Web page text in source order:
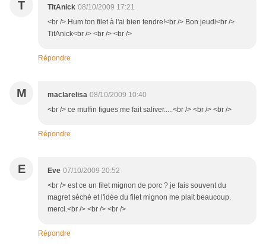
T TitAnick 08/10/2009 17:21
<br /> Hum ton filet à l'ai bien tendre!<br /> Bon jeudi<br />
TitAnick<br /> <br /> <br />
Répondre
M maclarelisa 08/10/2009 10:40
<br /> ce muffin figues me fait saliver.....<br /> <br /> <br />
Répondre
E Eve 07/10/2009 20:52
<br /> est ce un filet mignon de porc ? je fais souvent du
magret séché et l'idée du filet mignon me plait beaucoup.
merci.<br /> <br /> <br />
Répondre